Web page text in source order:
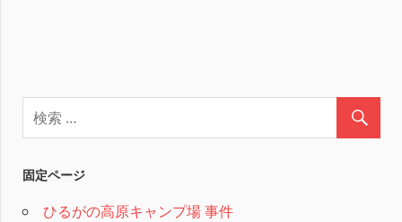
固定ページ
ひるがの高原キャンプ場 事件